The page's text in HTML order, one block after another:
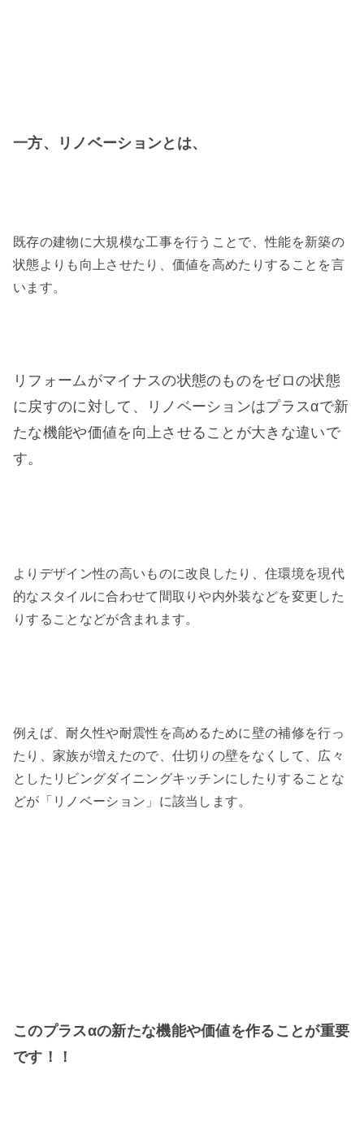
一方、リノベーションとは、
既存の建物に大規模な工事を行うことで、性能を新築の
状態よりも向上させたり、価値を高めたりすることを言
います。
リフォームがマイナスの状態のものをゼロの状態
に戻すのに対して、リノベーションはプラスαで新
たな機能や価値を向上させることが大きな違いで
す。
よりデザイン性の高いものに改良したり、住環境を現代
的なスタイルに合わせて間取りや内外装などを変更した
りすることなどが含まれます。
例えば、耐久性や耐震性を高めるために壁の補修を行っ
たり、家族が増えたので、仕切りの壁をなくして、広々
としたリビングダイニングキッチンにしたりすることな
どが「リノベーション」に該当します。
このプラスαの新たな機能や価値を作ることが重要
です！！